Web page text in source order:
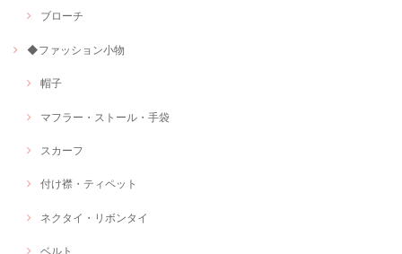
ブローチ
◆ファッション小物
帽子
マフラー・ストール・手袋
スカーフ
付け襟・ティペット
ネクタイ・リボンタイ
ベルト